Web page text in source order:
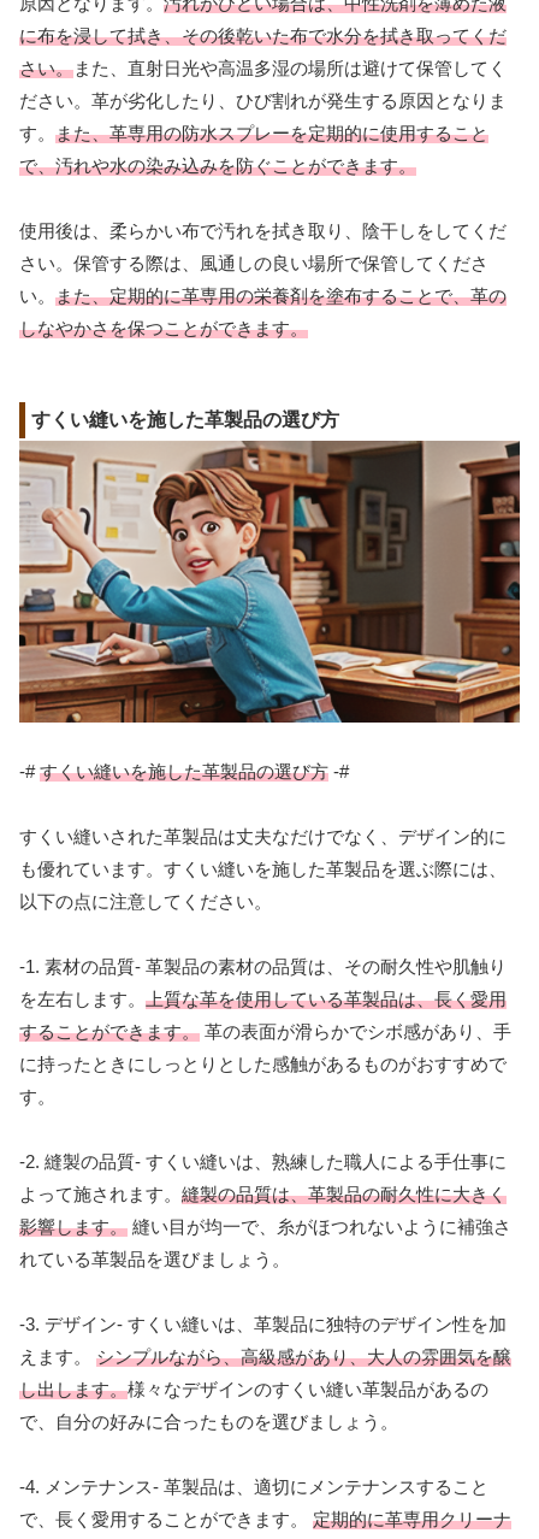
に布を浸して拭き、その後乾いた布で水分を拭き取ってくだ
さい。また、直射日光や高温多湿の場所は避けて保管してく
ださい。革が劣化したり、ひび割れが発生する原因となりま
す。 また、革専用の防水スプレーを定期的に使用すること
で、汚れや水の染み込みを防ぐことができます。
使用後は、柔らかい布で汚れを拭き取り、陰干しをしてくだ
さい。保管する際は、風通しの良い場所で保管してくださ
い。 また、定期的に革専用の栄養剤を塗布することで、革の
しなやかさを保つことができます。
すくい縫いを施した革製品の選び方
-#すくい縫いを施した革製品の選び方 -#
すくい縫いされた革製品は丈夫なだけでなく、デザイン的に
も優れています。すくい縫いを施した革製品を選ぶ際には、
以下の点に注意してください。
-1. 素材の品質- 革製品の素材の品質は、その耐久性や肌触り
を左右します。 上質な革を使用している革製品は、長く愛用
することができます。 革の表面が滑らかでシボ感があり、手
に持ったときにしっとりとした感触があるものがおすすめで
す。
-2. 縫製の品質- すくい縫いは、熟練した職人による手仕事に
よって施されます。 縫製の品質は、革製品の耐久性に大きく
影響します。 縫い目が均一で、糸がほつれないように補強さ
れている革製品を選びましょう。
-3. デザイン- すくい縫いは、革製品に独特のデザイン性を加
えます。 シンプルながら、高級感があり、大人の雰囲気を醸
し出します。様々なデザインのすくい縫い革製品があるの
で、自分の好みに合ったものを選びましょう。
-4. メンテナンス- 革製品は、適切にメンテナンスすること
で、長く愛用することができます。 定期的に革専用クリーナ